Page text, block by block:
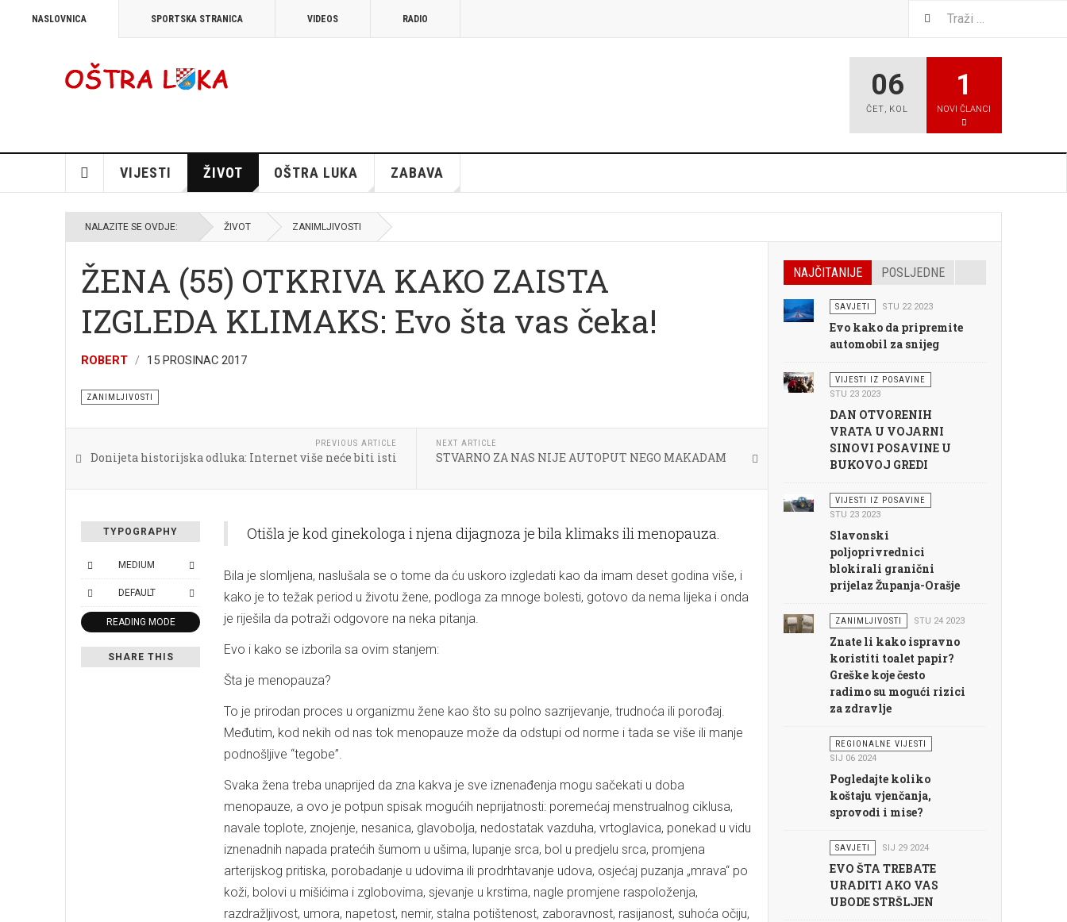
NASLOVNICA SPORTSKA STRANICA VIDEOS RADIO
06
ČET, KOL
1
NOVI ČLANCI
VIJESTI ŽIVOT OŠTRA LUKA ZABAVA
NALAZITE SE OVDJE: ŽIVOT ZANIMLJIVOSTI
ŽENA (55) OTKRIVA KAKO ZAISTA
IZGLEDA KLIMAKS: Evo šta vas čeka!
ROBERT 15 PROSINAC 2017
ZANIMLJIVOSTI
PREVIOUS ARTICLE
Donijeta historijska odluka: Internet više neće biti isti
NEXT ARTICLE
STVARNO ZA NAS NIJE AUTOPUT NEGO MAKADAM
TYPOGRAPHY
MEDIUM
DEFAULT
READING MODE
SHARE THIS
Otišla je kod ginekologa i njena dijagnoza je bila klimaks ili menopauza.
Bila je slomljena, naslušala se o tome da ću uskoro izgledati kao da imam deset godina više, i
kako je to težak period u životu žene, podloga za mnoge bolesti, gotovo da nema lijeka i onda
je riješila da potraži odgovore na neka pitanja.
Evo i kako se izborila sa ovim stanjem:
Šta je menopauza?
To je prirodan proces u organizmu žene kao što su polno sazrijevanje, trudnoća ili porođaj.
Međutim, kod nekih od nas tok menopauze može da odstupi od norme i tada se više ili manje
podnošljive “tegobe”.
Svaka žena treba unaprijed da zna kakva je sve iznenađenja mogu sačekati u doba
menopauze, a ovo je potpun spisak mogućih neprijatnosti: poremećaj menstrualnog ciklusa,
navale toplote, znojenje, nesanica, glavobolja, nedostatak vazduha, vrtoglavica, ponekad u vidu
iznenadnih napada pratećih šumom u ušima, lupanje srca, bol u predjelu srca, promjena
arterijskog pritiska, porobadanje u udovima ili prodrhtavanje udova, osjećaj puzanja „mrava“ po
koži, bolovi u mišićima i zglobovima, sjevanje u krstima, nagle promjene raspoloženja,
razdražljivost, umora, napetost, nemir, stalna potištenost, zaboravnost, rasijanost, suhoća očiju,
NAJČITANIJE POSLJEDNE
SAVJETI STU 22 2023
Evo kako da pripremite
automobil za snijeg
VIJESTI IZ POSAVINE
STU 23 2023
DAN OTVORENIH
VRATA U VOJARNI
SINOVI POSAVINE U
BUKOVOJ GREDI
VIJESTI IZ POSAVINE
STU 23 2023
Slavonski
poljoprivrednici
blokirali granični
prijelaz Županja-Orašje
ZANIMLJIVOSTI STU 24 2023
Znate li kako ispravno
koristiti toalet papir?
Greške koje često
radimo su mogući rizici
za zdravlje
REGIONALNE VIJESTI
SIJ 06 2024
Pogledajte koliko
koštaju vjenčanja,
sprovodi i mise?
SAVJETI SIJ 29 2024
EVO ŠTA TREBATE
URADITI AKO VAS
UBODE STRŠLJEN